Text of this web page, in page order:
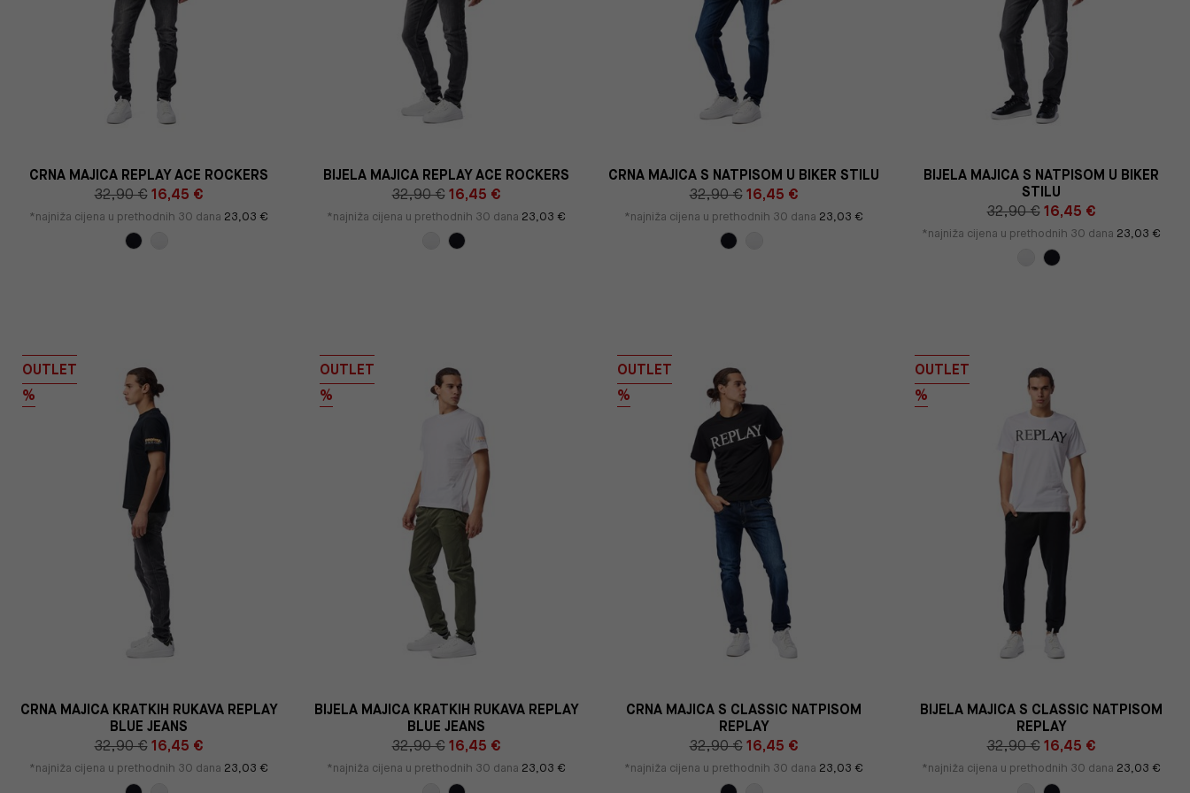
CRNA MAJICA REPLAY ACE ROCKERS
32,90 € 16,45 €
*najniža cijena u prethodnih 30 dana 23,03 €
BIJELA MAJICA REPLAY ACE ROCKERS
32,90 € 16,45 €
*najniža cijena u prethodnih 30 dana 23,03 €
CRNA MAJICA S NATPISOM U BIKER STILU
32,90 € 16,45 €
*najniža cijena u prethodnih 30 dana 23,03 €
BIJELA MAJICA S NATPISOM U BIKER
STILU
32,90 € 16,45 €
*najniža cijena u prethodnih 30 dana 23,03 €
OUTLET
%
CRNA MAJICA KRATKIH RUKAVA REPLAY
BLUE JEANS
32,90 € 16,45 €
*najniža cijena u prethodnih 30 dana 23,03 €
OUTLET
%
BIJELA MAJICA KRATKIH RUKAVA REPLAY
BLUE JEANS
32,90 € 16,45 €
*najniža cijena u prethodnih 30 dana 23,03 €
OUTLET
%
CRNA MAJICA S CLASSIC NATPISOM
REPLAY
32,90 € 16,45 €
*najniža cijena u prethodnih 30 dana 23,03 €
OUTLET
%
BIJELA MAJICA S CLASSIC NATPISOM
REPLAY
32,90 € 16,45 €
*najniža cijena u prethodnih 30 dana 23,03 €